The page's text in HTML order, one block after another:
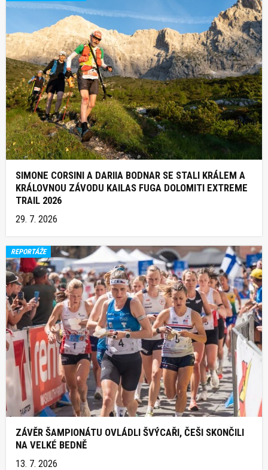
SIMONE CORSINI A DARIIA BODNAR SE STALI KRÁLEM A
KRÁLOVNOU ZÁVODU KAILAS FUGA DOLOMITI EXTREME
TRAIL 2026
29. 7. 2026
REPORTÁŽE
ZÁVĚR ŠAMPIONÁTU OVLÁDLI ŠVÝCAŘI, ČEŠI SKONČILI
NA VELKÉ BEDNĚ
13. 7. 2026